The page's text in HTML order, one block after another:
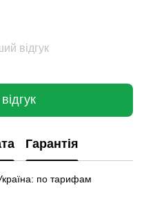
відгук
Гарантія
по тарифам